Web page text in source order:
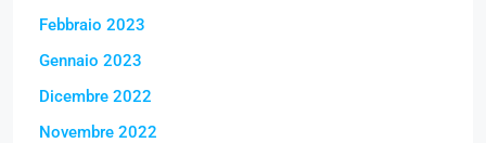
Febbraio 2023
Gennaio 2023
Dicembre 2022
Novembre 2022